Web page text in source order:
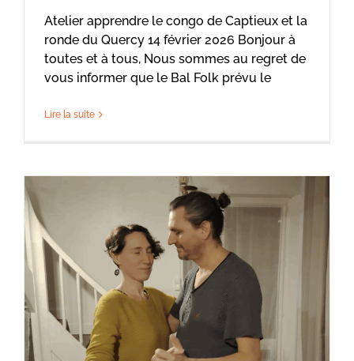
Atelier apprendre le congo de Captieux et la
ronde du Quercy 14 février 2026 Bonjour à
toutes et à tous, Nous sommes au regret de
vous informer que le Bal Folk prévu le
Lire la suite